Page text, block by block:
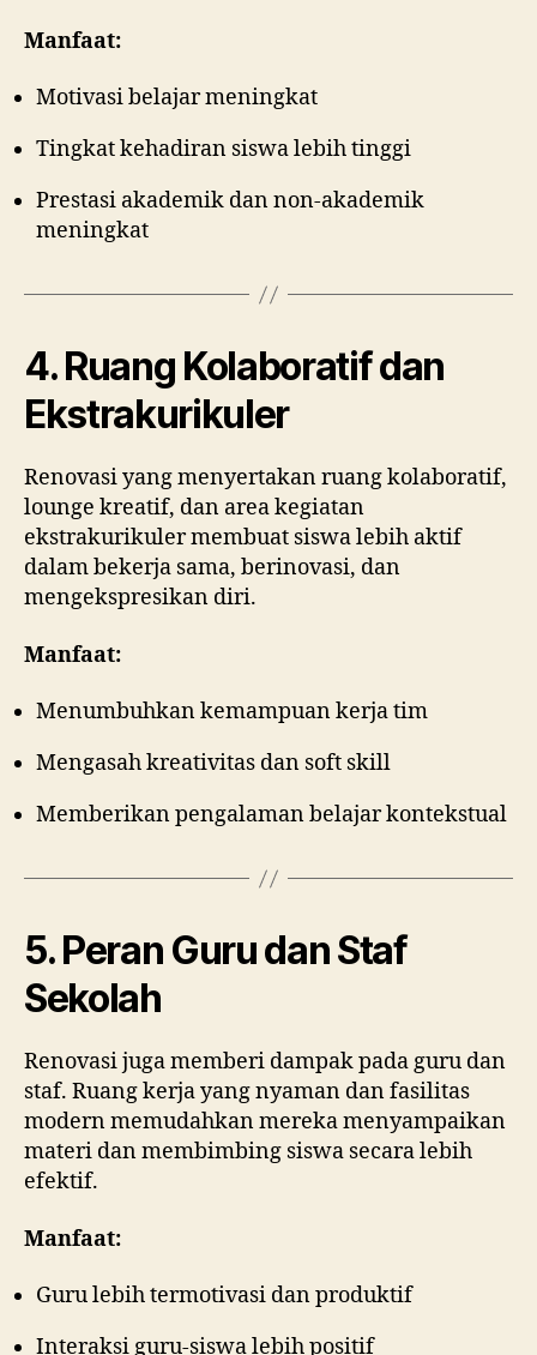
Manfaat:
Motivasi belajar meningkat
Tingkat kehadiran siswa lebih tinggi
Prestasi akademik dan non-akademik
meningkat
4. Ruang Kolaboratif dan
Ekstrakurikuler
Renovasi yang menyertakan ruang kolaboratif,
lounge kreatif, dan area kegiatan
ekstrakurikuler membuat siswa lebih aktif
dalam bekerja sama, berinovasi, dan
mengekspresikan diri.
Manfaat:
Menumbuhkan kemampuan kerja tim
Mengasah kreativitas dan soft skill
Memberikan pengalaman belajar kontekstual
5. Peran Guru dan Staf
Sekolah
Renovasi juga memberi dampak pada guru dan
staf. Ruang kerja yang nyaman dan fasilitas
modern memudahkan mereka menyampaikan
materi dan membimbing siswa secara lebih
efektif.
Manfaat:
Guru lebih termotivasi dan produktif
Interaksi guru-siswa lebih positif